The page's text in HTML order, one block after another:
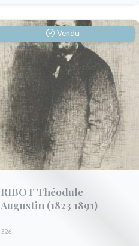
Vendu
RIBOT Théodule
Augustin
(1823 1891)
326